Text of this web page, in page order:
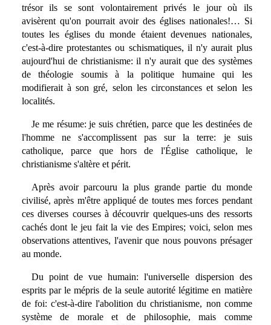
trésor ils se sont volontairement privés le jour où ils
avisèrent qu'on pourrait avoir des églises nationales!… Si
toutes les églises du monde étaient devenues nationales,
c'est-à-dire protestantes ou schismatiques, il n'y aurait plus
aujourd'hui de christianisme: il n'y aurait que des systèmes
de théologie soumis à la politique humaine qui les
modifierait à son gré, selon les circonstances et selon les
localités.
Je me résume: je suis chrétien, parce que les destinées de
l'homme ne s'accomplissent pas sur la terre: je suis
catholique, parce que hors de l'Église catholique, le
christianisme s'altère et périt.
Après avoir parcouru la plus grande partie du monde
civilisé, après m'être appliqué de toutes mes forces pendant
ces diverses courses à découvrir quelques-uns des ressorts
cachés dont le jeu fait la vie des Empires; voici, selon mes
observations attentives, l'avenir que nous pouvons présager
au monde.
Du point de vue humain: l'universelle dispersion des
esprits par le mépris de la seule autorité légitime en matière
de foi: c'est-à-dire l'abolition du christianisme, non comme
système de morale et de philosophie, mais comme